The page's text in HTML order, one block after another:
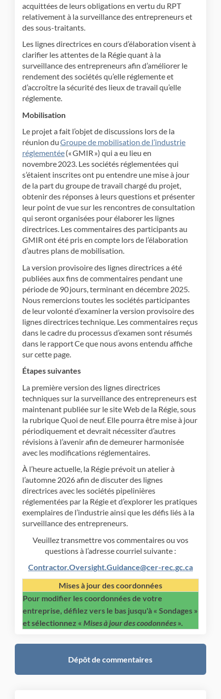
acquittées de leurs obligations en vertu du RPT
relativement à la surveillance des entrepreneurs et
des sous-traitants.
Les lignes directrices en cours d’élaboration visent à
clarifier les attentes de la Régie quant à la
surveillance des entrepreneurs afin d’améliorer le
rendement des sociétés qu’elle réglemente et
d’accroître la sécurité des lieux de travail qu’elle
réglemente.
Mobilisation
Le projet a fait l’objet de discussions lors de la
réunion duGroupe de mobilisation de l’industrie
réglementée(Liens externes)
(« GMIR ») qui a eu lieu en
novembre 2023. Les sociétés réglementées qui
s’étaient inscrites ont pu entendre une mise à jour
de la part du groupe de travail chargé du projet,
obtenir des réponses à leurs questions et présenter
leur point de vue sur les rencontres de consultation
qui seront organisées pour élaborer les lignes
directrices. Les commentaires des participants au
GMIR ont été pris en compte lors de l’élaboration
d’autres plans de mobilisation.
Laversion provisoiredes lignes directricesaété
publiées aux fins de commentaires pendant une
période de 90 jours terminant en décembre 2025
Nous remercions toutes les sociétés participantes
de leur volonté d’examiner la version provisoire des
lignes directrices technique Les commentaires reçus
dans le cadre du processus d’examen sont résumés
dans le rapportCe que nous avons entendu affiche
sur cette page.
Étapes suivantes
La première version des lignes directrices
techniquessur la surveillance des entrepreneurs est
maintenant publiée sur le site Web de la Régie, sous
la rubrique Quoi de neuf. Elle pourra être mise à jour
périodiquement et devrait nécessiter d’autres
révisions à l’avenir afin de demeurer harmonisée
avec les modifications réglementaires.
À l’heure actuelle, la Régie prévoit un atelier à
l’automne 2026 afin de discuter des lignes
directricesavec les sociétés pipelinières
réglementées par la Régie et d’explorer les pratiques
exemplaires de l’industrie ainsi que les défis liés à la
surveillance des entrepreneurs.
Veuillez transmettre vos commentaires ou vos
questions à l’adresse courriel suivante :
Contractor.Oversight.Guidance@cer-rec.gc.ca(Liens
Mises à jour des coordonnées
Pour modifier les coordonnées de votre
entreprise, défilez vers le bas jusqu'à « Sondages »
et sélectionnez « Misesà jour des coodonnées ».
Dépôt de commentaires